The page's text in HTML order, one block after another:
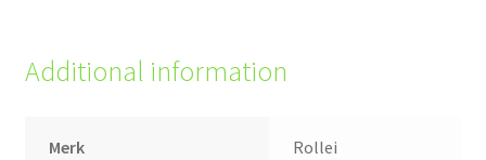
Additional information
Merk Rollei